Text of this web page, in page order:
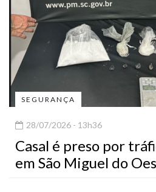
SEGURANÇA
28/07/2026 - 13h36
Casal é preso por
em São Miguel do